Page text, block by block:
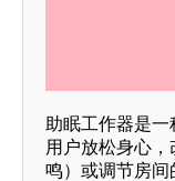
助眠工作器是
用户放松身心
鸣）或调节房